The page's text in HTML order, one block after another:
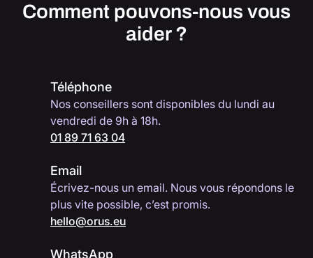
Comment pouvons-nous vous
aider ?
Téléphone
Nos conseillers sont disponibles du lundi au
vendredi de 9h à 18h.
01 89 71 63 04
Email
Écrivez-nous un email. Nous vous répondons le
plus vite possible, c’est promis.
hello@orus.eu
WhatsApp